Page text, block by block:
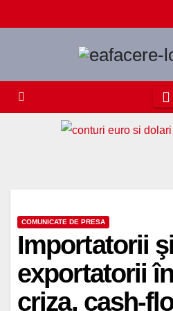
to
COMUNICATE DE PRESA
Importatorii şi
exportatorii
criza, cash-